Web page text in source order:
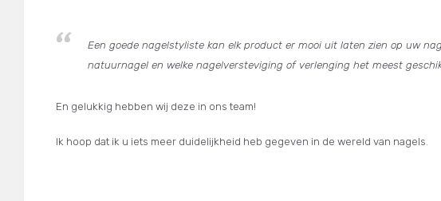
Een goede nagelstyliste kan elk product er mooi uit laten zien op uw
natuurnagel en welke nagelversteviging of verlenging het meest
En gelukkig hebben wij deze in ons team!
Ik hoop dat ik u iets meer duidelijkheid heb gegeven in de wereld van nagels.